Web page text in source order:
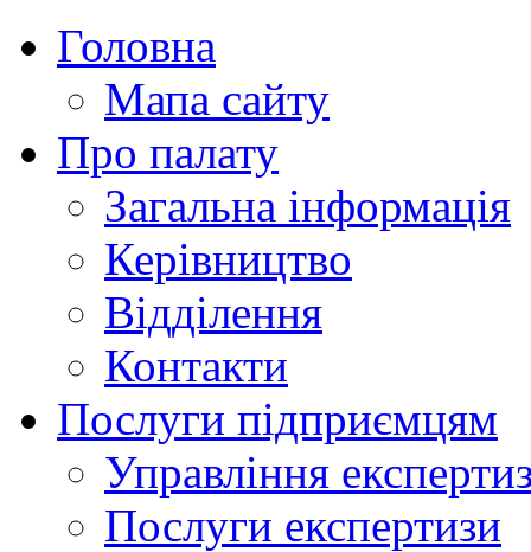
Головна
Мапа сайту
Про палату
Загальна інформація
Керівництво
Відділення
Контакти
Послуги підприємцям
Управління
Послуги експертизи